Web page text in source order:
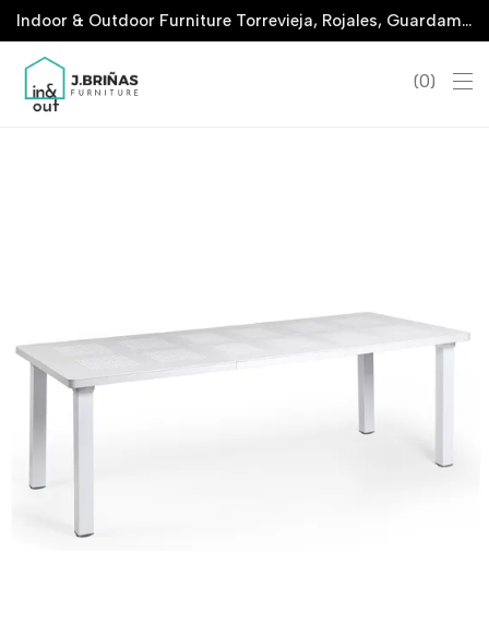
Indoor & Outdoor Furniture Torrevieja, Rojales, Guardamar, La Marina & San Javier
0